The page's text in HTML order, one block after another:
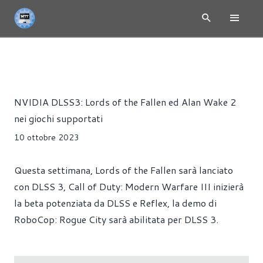
NVIDIA DLSS3: Lords of the Fallen ed Alan Wake 2
nei giochi supportati
10 ottobre 2023
Questa settimana, Lords of the Fallen sarà lanciato
con DLSS 3, Call of Duty: Modern Warfare III inizierà
la beta potenziata da DLSS e Reflex, la demo di
RoboCop: Rogue City sarà abilitata per DLSS 3.